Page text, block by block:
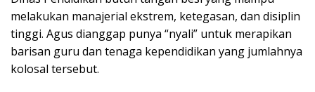
melakukan manajerial ekstrem, ketegasan, dan disiplin
tinggi. Agus dianggap punya “nyali” untuk merapikan
barisan guru dan tenaga kependidikan yang jumlahnya
kolosal tersebut.